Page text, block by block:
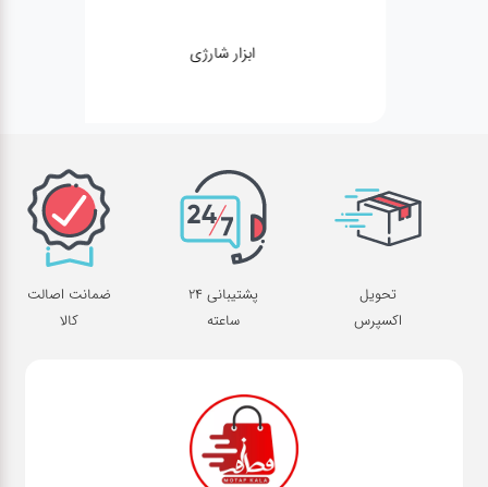
ابزار شارژی
تحویل
اکسپرس
پشتیبانی 24
ساعته
ضمانت اصالت
کالا